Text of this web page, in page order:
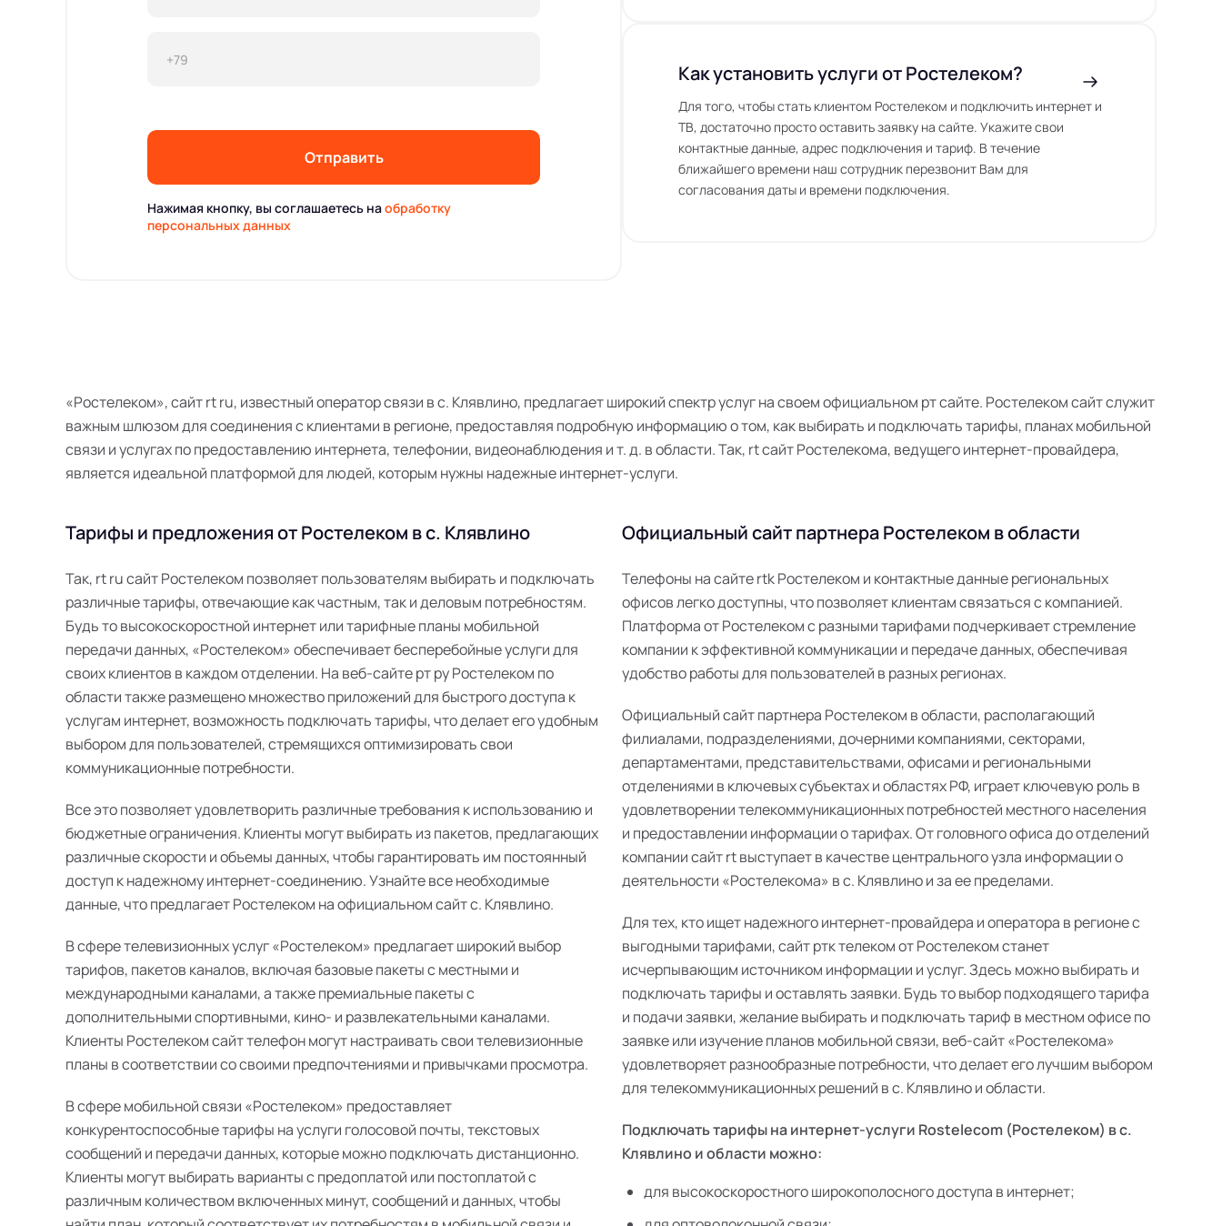
Отправить
Нажимая кнопку, вы соглашаетесь наобработку
персональных данных
Как установить услуги от Ростелеком?
Для того, чтобы стать клиентом Ростелеком и подключить интернет и
ТВ, достаточно просто оставить заявку на сайте. Укажите свои
контактные данные, адрес подключения и тариф. В течение
ближайшего времени наш сотрудник перезвонит Вам для
согласования даты и времени подключения.
«Ростелеком», сайт rt ru, известный оператор связи в с. Клявлино, предлагает широкий спектр услуг на своем официальном рт сайте. Ростелеком сайт служит
важным шлюзом для соединения с клиентами в регионе, предоставляя подробную информацию о том, как выбирать и подключать тарифы, планах мобильной
связи и услугах по предоставлению интернета, телефонии, видеонаблюдения и т. д. в области. Так, rt сайт Ростелекома, ведущего интернет-провайдера,
является идеальной платформой для людей, которым нужны надежные интернет-услуги.
Тарифы и предложения от Ростелеком в с. Клявлино
Так, rt ru сайт Ростелеком позволяет пользователям выбирать и подключать
различные тарифы, отвечающие как частным, так и деловым потребностям.
Будь то высокоскоростной интернет или тарифные планы мобильной
передачи данных, «Ростелеком» обеспечивает бесперебойные услуги для
своих клиентов в каждом отделении. На веб-сайте рт ру Ростелеком по
области также размещено множество приложений для быстрого доступа к
услугам интернет, возможность подключать тарифы, что делает его удобным
выбором для пользователей, стремящихся оптимизировать свои
коммуникационные потребности.
Все это позволяет удовлетворить различные требования к использованию и
бюджетные ограничения. Клиенты могут выбирать из пакетов, предлагающих
различные скорости и объемы данных, чтобы гарантировать им постоянный
доступ к надежному интернет-соединению. Узнайте все необходимые
данные, что предлагает Ростелеком на официальном сайт с. Клявлино.
В сфере телевизионных услуг «Ростелеком» предлагает широкий выбор
тарифов, пакетов каналов, включая базовые пакеты с местными и
международными каналами, а также премиальные пакеты с
дополнительными спортивными, кино- и развлекательными каналами.
Клиенты Ростелеком сайт телефон могут настраивать свои телевизионные
планы в соответствии со своими предпочтениями и привычками просмотра.
В сфере мобильной связи «Ростелеком» предоставляет
конкурентоспособные тарифы на услуги голосовой почты, текстовых
сообщений и передачи данных, которые можно подключать дистанционно.
Клиенты могут выбирать варианты с предоплатой или постоплатой с
различным количеством включенных минут, сообщений и данных, чтобы
Официальный сайт партнера Ростелеком в области
Телефоны на сайте rtk Ростелеком и контактные данные региональных
офисов легко доступны, что позволяет клиентам связаться с компанией.
Платформа от Ростелеком с разными тарифами подчеркивает стремление
компании к эффективной коммуникации и передаче данных, обеспечивая
удобство работы для пользователей в разных регионах.
Официальный сайт партнера Ростелеком в области, располагающий
филиалами, подразделениями, дочерними компаниями, секторами,
департаментами, представительствами, офисами и региональными
отделениями в ключевых субъектах и областях РФ, играет ключевую роль в
удовлетворении телекоммуникационных потребностей местного населения
и предоставлении информации о тарифах. От головного офиса до отделений
компании сайт rt выступает в качестве центрального узла информации о
деятельности «Ростелекома» в с. Клявлино и за ее пределами.
Для тех, кто ищет надежного интернет-провайдера и оператора в регионе с
выгодными тарифами, сайт ртк телеком от Ростелеком станет
исчерпывающим источником информации и услуг. Здесь можно выбирать и
подключать тарифы и оставлять заявки. Будь то выбор подходящего тарифа
и подачи заявки, желание выбирать и подключать тариф в местном офисе по
заявке или изучение планов мобильной связи, веб-сайт «Ростелекома»
удовлетворяет разнообразные потребности, что делает его лучшим выбором
для телекоммуникационных решений в с. Клявлино и области.
Подключать тарифы на интернет-услуги Rostelecom (Ростелеком) в с.
Клявлино и области можно:
для высокоскоростного широкополосного доступа в интернет;